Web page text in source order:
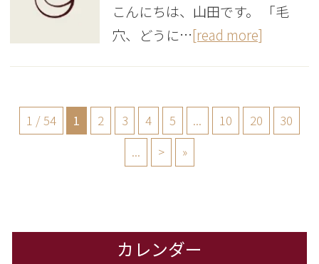
こんにちは、山田です。 「毛
穴、どうに…[read more]
1 / 54 1 2 3 4 5 ... 10 20
30
...
> »
カレンダー